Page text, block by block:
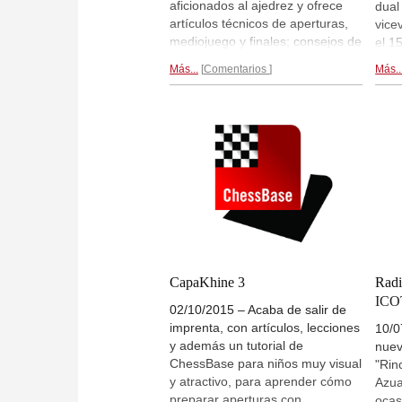
aficionados al ajedrez y ofrece
artículos técnicos de aperturas,
mediojuego y finales; consejos de
explicaciones sobre cómo usar
adultos: entrevistas, artículos de
investigación, consejos de
psicología...Más información...
Más... Comentarios
el
CapaKhine 3
02/10/2015 – Acaba de salir de
imprenta, con artículos, lecciones
y además un tutorial de
ChessBase para niños muy visual
y atractivo, para aprender cómo
10/